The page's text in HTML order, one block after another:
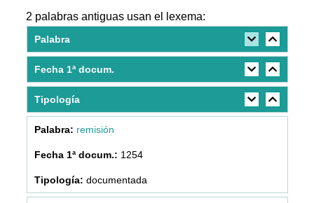
2 palabras antiguas usan el lexema:
Palabra
Fecha 1ª docum.
Tipología
remisión
1254
documentada